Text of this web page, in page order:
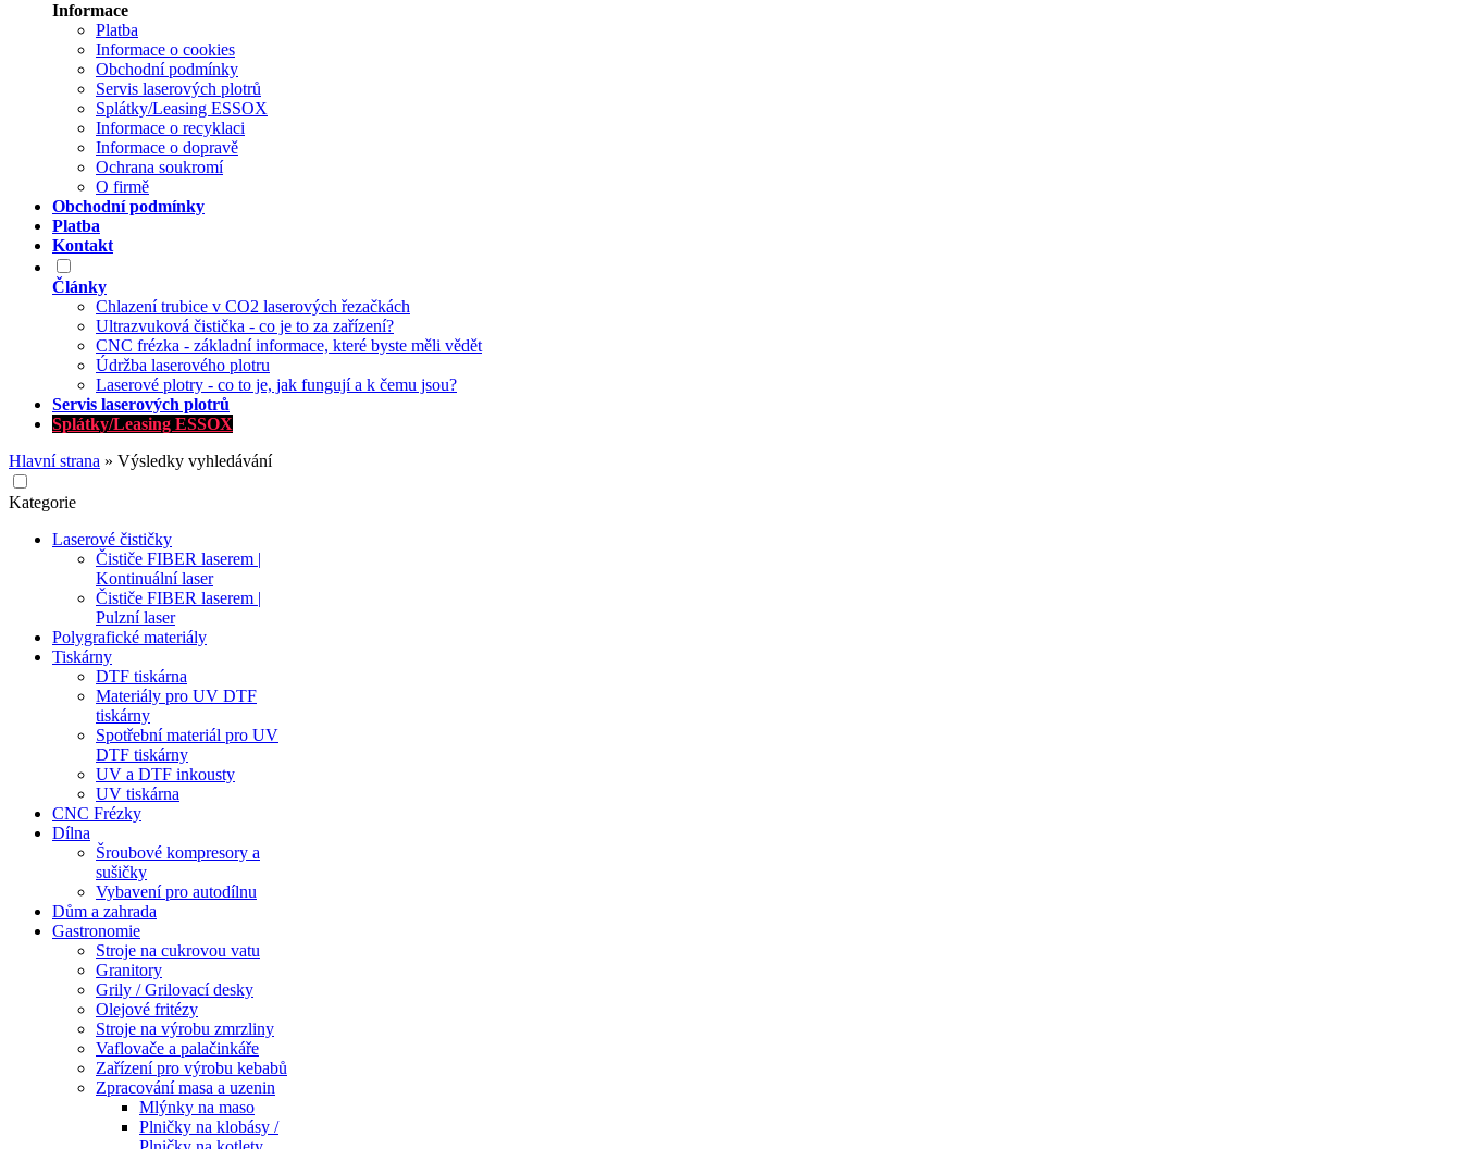
Informace
Platba
Informace o cookies
Obchodní podmínky
Servis laserových plotrů
Splátky/Leasing ESSOX
Informace o recyklaci
Informace o dopravě
Ochrana soukromí
O firmě
Obchodní podmínky
Platba
Kontakt
Články
Chlazení trubice v CO2 laserových řezačkách
Ultrazvuková čistička - co je to za zařízení?
CNC frézka - základní informace, které byste měli vědět
Údržba laserového plotru
Laserové plotry - co to je, jak fungují a k čemu jsou?
Servis laserových plotrů
Splátky/Leasing ESSOX
Hlavní strana » Výsledky vyhledávání
Kategorie
Laserové čističky
Čističe FIBER laserem |
Kontinuální laser
Čističe FIBER laserem |
Pulzní laser
Polygrafické materiály
Tiskárny
DTF tiskárna
Materiály pro UV DTF
tiskárny
Spotřební materiál pro UV
DTF tiskárny
UV a DTF inkousty
UV tiskárna
CNC Frézky
Dílna
Šroubové kompresory a
sušičky
Vybavení pro autodílnu
Dům a zahrada
Gastronomie
Stroje na cukrovou vatu
Granitory
Grily / Grilovací desky
Olejové fritézy
Stroje na výrobu zmrzliny
Vaflovače a palačinkáře
Zařízení pro výrobu kebabů
Zpracování masa a uzenin
Mlýnky na maso
Plničky na klobásy /